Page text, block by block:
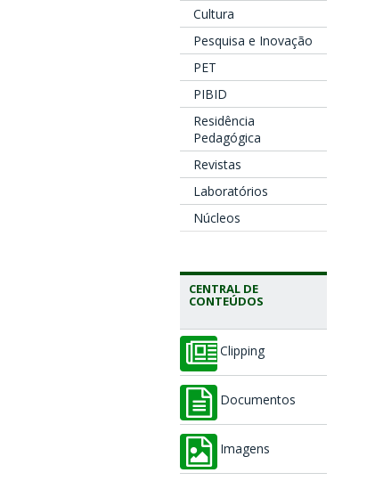
Cultura
Pesquisa e Inovação
PET
PIBID
Residência
Pedagógica
Revistas
Laboratórios
Núcleos
CENTRAL DE
CONTEÚDOS
Clipping
Documentos
Imagens